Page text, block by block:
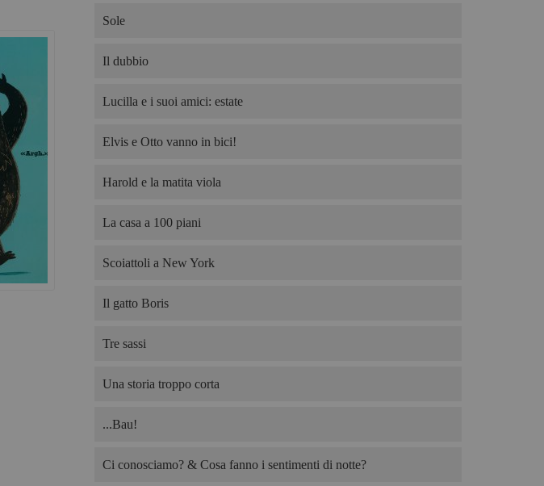
Sole
Il dubbio
Lucilla e i suoi amici: estate
Elvis e Otto vanno in bici!
Harold e la matita viola
La casa a 100 piani
Scoiattoli a New York
Il gatto Boris
Tre sassi
Una storia troppo corta
...Bau!
Ci conosciamo? & Cosa fanno i sentimenti di notte?